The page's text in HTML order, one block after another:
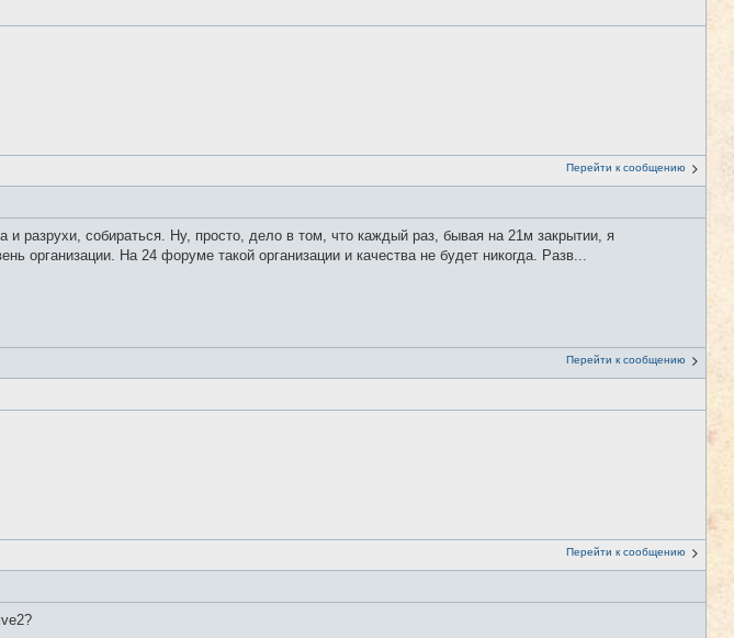
Перейти к сообщению
и разрухи, собираться. Ну, просто, дело в том, что каждый раз, бывая на 21м закрытии, я
организации. На 24 форуме такой организации и качества не будет никогда. Разв...
Перейти к сообщению
Перейти к сообщению